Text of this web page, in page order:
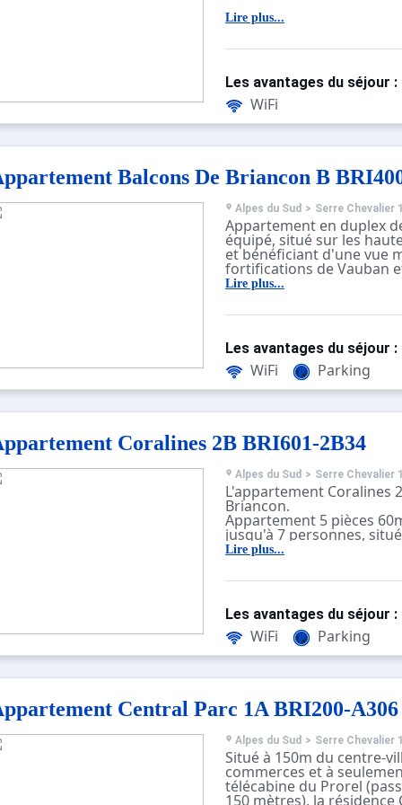
Les Plus de cet
très bien équipé,
plein coeur de ville !
Lire plus...
Les avantages du séjour :
WiFi
Balcons De Briancon B
Alpes du Sud > Serre Chevalier
Appartement en duplex
équipé, situé sur les
et bénéficiant d'une vue
fortifications de Vauban
Briançon.
d'un balcon exposé Est.
four, micro-ondes, lave-
grille-pain.., d'un salon-
avec canapé lit BZ et
balcon
A l'étage, une chambre
140 x 190, une salle d'eau
Places de parking libres
résidence disponibles.
Nos amis les animaux ne
Les plus de cet
: Joli duplex bien équipé,
vue panoramique !
Ménage avec
Lire plus...
Les avantages du séjour :
WiFi Parking
Coralines 2B BRI601-2B34
Alpes du Sud > Serre Chevalier
L'appartement Coralines
Briancon.
Appartement 5 pièces
jusqu'à 7 personnes,
résidence récente, sur les
Il se compose au premier
- d'un séjour avec TV
balcon,
- d'un coin cuisine avec
vaisselle, micro-ondes, ...
- d'une salle de bain
WC séparés.
- une chambre avec lit
- une chambre avec 2 lits
- une chambre avec 1 lit
- une salle de bains/wc
Garage privé à
Nos amis les animaux ne
NON FUMEUR
Lire plus...
Les avantages du séjour :
WiFi Parking
Central Parc 1A BRI200-A306
Alpes du Sud > Serre Chevalier
Situé à 150m du centre-
commerces et à
télécabine du Prorel
150 mètres), la résidence